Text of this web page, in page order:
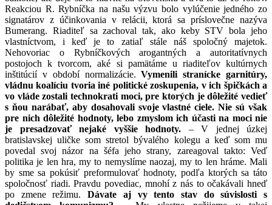
Reakciou R. Rybníčka na našu výzvu bolo vylúčenie jedného zo
signatárov z účinkovania v relácii, ktorá sa príslovečne nazýva
Bumerang. Riaditeľ sa zachoval tak, ako keby STV bola jeho
vlastníctvom, i keď je to zatiaľ stále náš spoločný majetok.
Nehovoriac o Rybníčkových arogantných a autoritatívnych
postojoch k tvorcom, aké si pamätáme u riaditeľov kultúrnych
inštitúcií v období normalizácie.Vymenili stranícke garnitúry,
vládnu koalíciu tvoria iné politické zoskupenia, v ich špičkách a
vo vláde zostali technokrati moci, pre ktorých je dôležité vedieť
s ňou narábať, aby dosahovali svoje vlastné ciele. Nie sú však
pre nich dôležité hodnoty, lebo zmyslom ich účasti na moci nie
je presadzovať nejaké vyššie hodnoty. – V jednej úzkej
bratislavskej uličke som stretol bývalého kolegu a keď som mu
povedal svoj názor na šéfa jeho strany, zareagoval takto: Veď
politika je len hra, my to nemyslíme naozaj, my to len hráme. Mali
by sme sa pokúsiť preformulovať hodnoty, podľa ktorých sa táto
spoločnosť riadi. Pravdu povediac, mnohí z nás to očakávali hneď
po zmene režimu.Dávate aj vy tento stav do súvislosti s